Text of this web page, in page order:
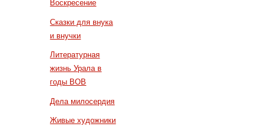
Воскресение
Сказки для внука
и внучки
Литературная
жизнь Урала в
годы ВОВ
Дела милосердия
Живые художники